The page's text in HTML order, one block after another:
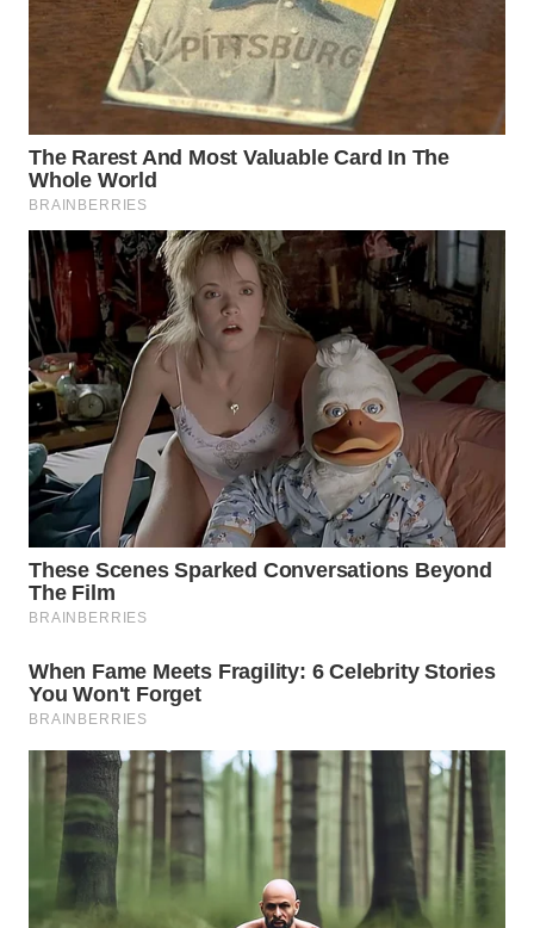
WN
NIAS
LANGKAT
WN
SELATAN
WN
TANJUNG
LESUNG
WN
KARO
WN
SIMALUNGUN
WN
LABUHANBATU
WN
TAPANULI
WN DELI
SERDANG
TEBING